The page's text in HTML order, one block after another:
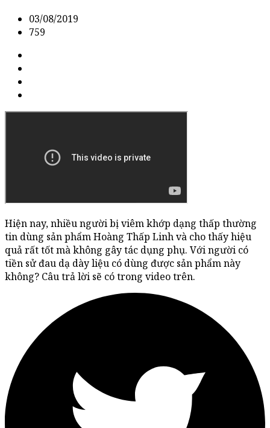
03/08/2019
759
Hiện nay, nhiều người bị viêm khớp dạng thấp thường
tin dùng sản phẩm Hoàng Thấp Linh và cho thấy hiệu
quả rất tốt mà không gây tác dụng phụ. Với người có
tiền sử đau dạ dày liệu có dùng được sản phẩm này
không? Câu trả lời sẽ có trong video trên.